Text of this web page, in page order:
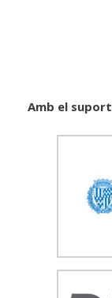
Amb el suport